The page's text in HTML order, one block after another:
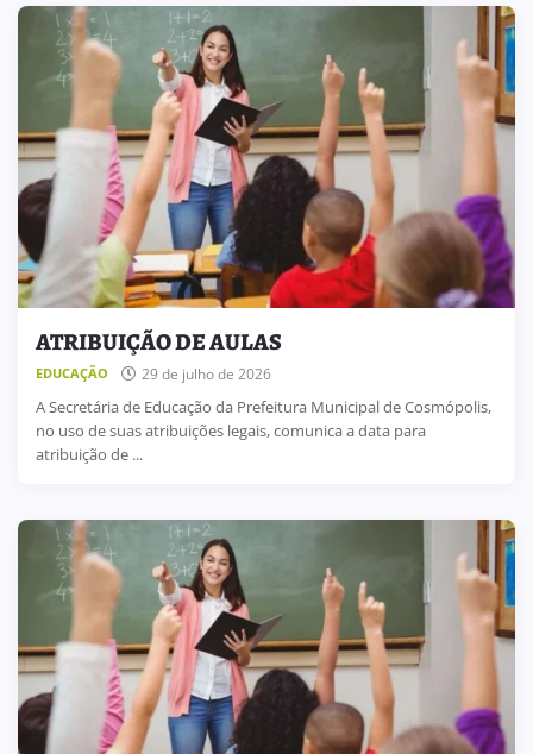
ATRIBUIÇÃO DE AULAS
EDUCAÇÃO 29 de julho de 2026
A Secretária de Educação da Prefeitura Municipal de Cosmópolis,
no uso de suas atribuições legais, comunica a data para
atribuição de ...